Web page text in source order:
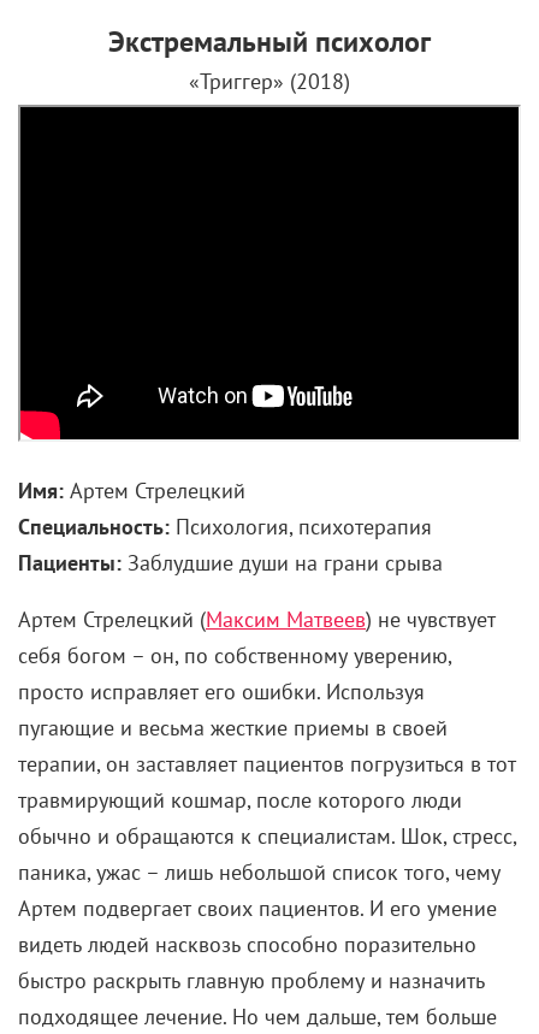
Экстремальный психолог
«Триггер» (2018)
Имя: Артем Стрелецкий
Специальность: Психология, психотерапия
Пациенты: Заблудшие души на грани срыва
Артем Стрелецкий (Максим Матвеев) не чувствует
себя богом – он, по собственному уверению,
просто исправляет его ошибки. Используя
пугающие и весьма жесткие приемы в своей
терапии, он заставляет пациентов погрузиться в тот
травмирующий кошмар, после которого люди
обычно и обращаются к специалистам. Шок, стресс,
паника, ужас – лишь небольшой список того, чему
Артем подвергает своих пациентов. И его умение
видеть людей насквозь способно поразительно
быстро раскрыть главную проблему и назначить
подходящее лечение. Но чем дальше, тем больше